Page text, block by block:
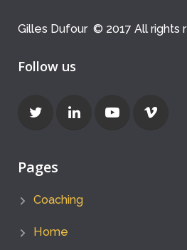
Gilles Dufour © 2017 All rights
Follow us
Pages
Coaching
Home